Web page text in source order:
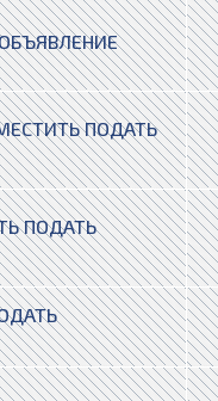
ПОДАТЬ
ПОДАТЬ